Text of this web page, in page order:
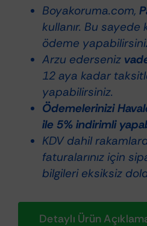
Boyakoruma.com,
kullanır. Bu sayede
ödeme
Arzu ederseniz
12 aya kadar
yapabilirsiniz.
Ödemelerinizi
ile 5% indirimli
KDV dahil
faturalarınız için
bilgileri eksiksiz
Detaylı Ürün